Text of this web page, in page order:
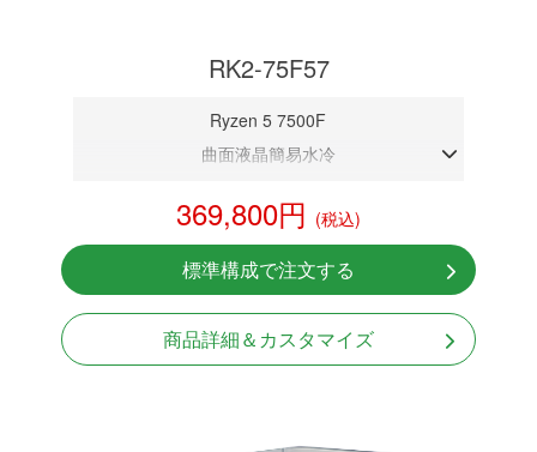
RK2-75F57
Ryzen 5 7500F
曲面液晶簡易水冷
RTX 5070 12GB
NVMeSSD 1TB
無線LAN Bluetooth対応
Windows11 Home 64bit
369,800円 (税込)
標準構成で注文する
商品詳細＆カスタマイズ